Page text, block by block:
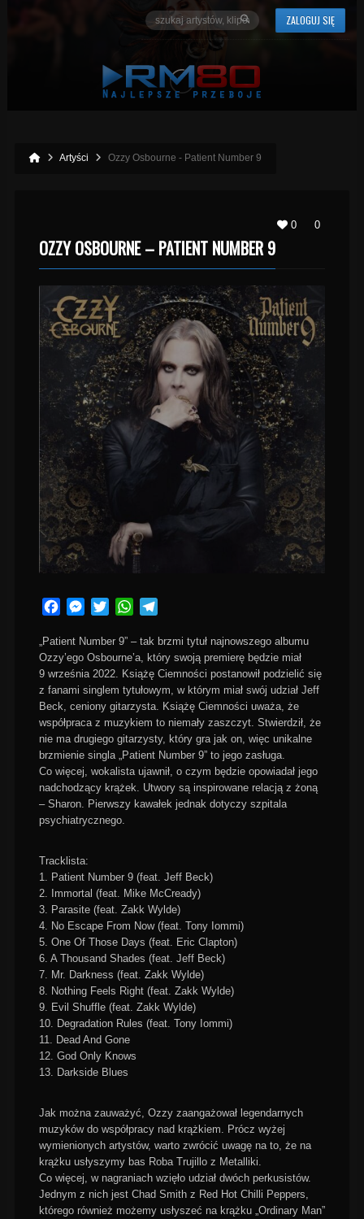
ZALOGUJ SIĘ
Artyści Ozzy Osbourne - Patient Number 9
0 0
OZZY OSBOURNE – PATIENT NUMBER 9
FacebookMessenger
TwitterWhatsApp
„Patient Number 9” – tak brzmi tytuł najnowszego albumu
Ozzy’ego Osbourne’a, który swoją premierę będzie miał
9 września 2022. Książę Ciemności postanowił podzielić się
z fanami singlem tytułowym, w którym miał swój udział Jeff
Beck, ceniony gitarzysta. Książę Ciemności uważa, że
współpraca z muzykiem to niemały zaszczyt. Stwierdził, że
nie ma drugiego gitarzysty, który gra jak on, więc unikalne
brzmienie singla „Patient Number 9” to jego zasługa.
Co więcej, wokalista ujawnił, o czym będzie opowiadał jego
nadchodzący krążek. Utwory są inspirowane relacją z żoną
– Sharon. Pierwszy kawałek jednak dotyczy szpitala
psychiatrycznego.
Tracklista:
1. Patient Number 9 (feat. Jeff Beck)
2. Immortal (feat. Mike McCready)
3. Parasite (feat. Zakk Wylde)
4. No Escape From Now (feat. Tony Iommi)
5. One Of Those Days (feat. Eric Clapton)
6. A Thousand Shades (feat. Jeff Beck)
7. Mr. Darkness (feat. Zakk Wylde)
8. Nothing Feels Right (feat. Zakk Wylde)
9. Evil Shuffle (feat. Zakk Wylde)
10. Degradation Rules (feat. Tony Iommi)
11. Dead And Gone
12. God Only Knows
13. Darkside Blues
Jak można zauważyć, Ozzy zaangażował legendarnych
muzyków do współpracy nad krążkiem. Prócz wyżej
wymienionych artystów, warto zwrócić uwagę na to, że na
krążku usłyszymy bas Roba Trujillo z Metalliki.
Co więcej, w nagraniach wzięło udział dwóch perkusistów.
Jednym z nich jest Chad Smith z Red Hot Chilli Peppers,
którego również możemy usłyszeć na krążku „Ordinary Man”